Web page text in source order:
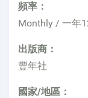
頻率：
Monthly / 一年
出版商：
豐年社
國家/地區：